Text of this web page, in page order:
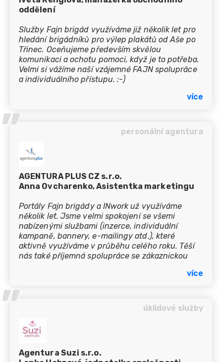
oddělení
Služby Fajn brigád využíváme již několik let pro
hledání brigádníků pro výlep plakátů od Aše po
Třinec. Oceňujeme především skvělou
komunikaci a ochotu pomoci, když je to potřeba.
Velmi si vážíme naší vzájemné FAJN spolupráce
a individuálního přístupu. :-)
více
’’ personální agentura
AGENTURA PLUS CZ s.r.o.
Anna Ovcharenko, Asistentka marketingu
Portály Fajn brigády a INwork už využíváme
několik let. Jsme velmi spokojení se všemi
nabízenými službami (inzerce, individuální
kampaně, bannery, e-mailingy atd.), které
aktivně využíváme v průběhu celého roku. Těší
nás také příjemná spolupráce se zákaznickou
našim požadavkům. Ochotně a úspěšně nám tak
více
’’ úklidové služby
Agentura Suzi s.r.o.